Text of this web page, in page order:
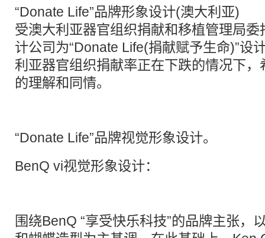
“Donate Life”品牌形象设计(澳大利亚)
受澳大利亚器官组织捐献和移植管理局
计公司为“Donate Life(捐献赋予生命)”设
利亚器官组织捐献率正在下跌的情况下
的理解和同情。
“Donate Life”品牌视觉形象设计。
BenQ vi视觉形象设计：
围绕BenQ “享受快乐科技”的品牌主张，